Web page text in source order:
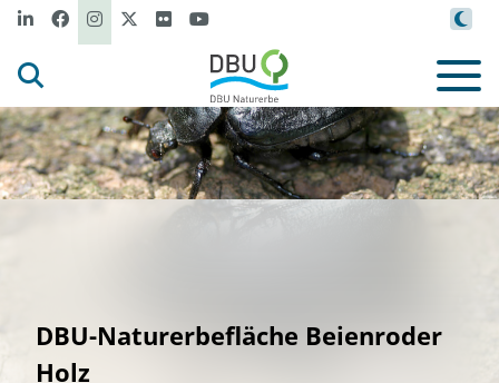
DBU-Naturerbefläche Beienroder
Holz